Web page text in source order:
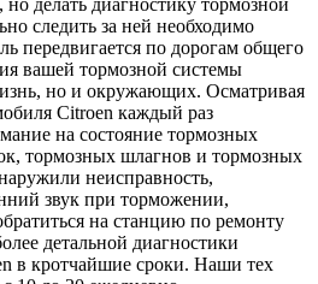
делать диагностику тормозной
следить за ней необходимо
передвигается по дорогам общего
вашей тормозной системы
но и окружающих. Осматривая
Citroen каждый раз
на состояние тормозных
тормозных шлагнов и тормозных
неисправность,
звук при торможении,
на станцию по ремонту
детальной диагностики
в кротчайшие сроки. Наши тех